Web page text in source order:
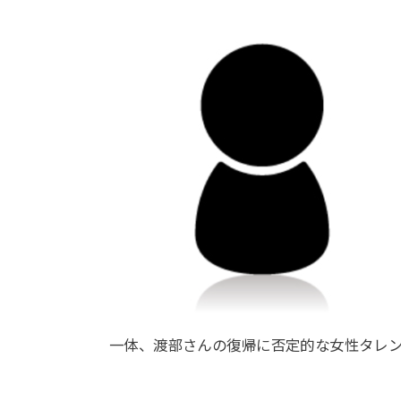
一体、渡部さんの復帰に否定的な女性タレ